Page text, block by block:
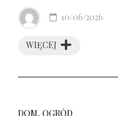
WIĘCEJ
10/06/2026
DOM, OGRÓD